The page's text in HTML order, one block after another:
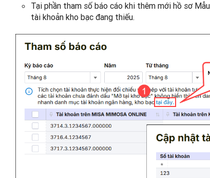
Tại phần tham số báo cáo khi thêm mới hồ sơ
tài khoản kho bạc đang thiếu.